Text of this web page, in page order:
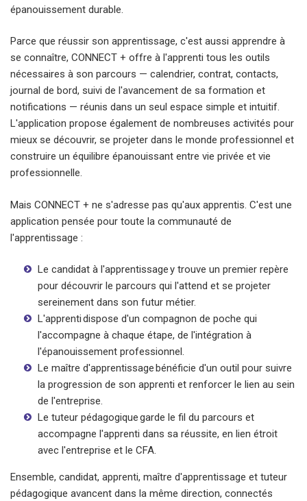
épanouissement durable.
Parce que réussir son apprentissage, c'est aussi apprendre à
se connaître, CONNECT + offre à l'apprenti tous les outils
nécessaires à son parcours — calendrier, contrat, contacts,
journal de bord, suivi de l'avancement de sa formation et
notifications — réunis dans un seul espace simple et intuitif.
L'application propose également de nombreuses activités pour
mieux se découvrir, se projeter dans le monde professionnel et
construire un équilibre épanouissant entre vie privée et vie
professionnelle.
Mais CONNECT + ne s'adresse pas qu'aux apprentis. C'est une
application pensée pour toute la communauté de
l'apprentissage :
Le candidat à l'apprentissage y trouve un premier repère
pour découvrir le parcours qui l'attend et se projeter
sereinement dans son futur métier.
L'apprenti dispose d'un compagnon de poche qui
l'accompagne à chaque étape, de l'intégration à
l'épanouissement professionnel.
Le maître d'apprentissage bénéficie d'un outil pour suivre
la progression de son apprenti et renforcer le lien au sein
de l'entreprise.
Le tuteur pédagogique garde le fil du parcours et
accompagne l'apprenti dans sa réussite, en lien étroit
avec l'entreprise et le CFA.
Ensemble, candidat, apprenti, maître d'apprentissage et tuteur
pédagogique avancent dans la même direction, connectés